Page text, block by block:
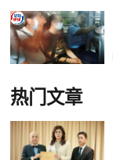
热门文章